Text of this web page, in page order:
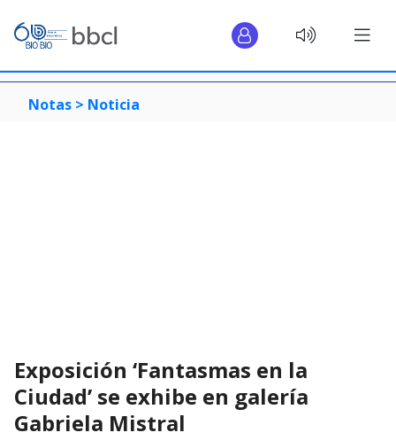
Notas > Noticia
Exposición ‘Fantasmas en la
Ciudad’ se exhibe en galería
Gabriela Mistral